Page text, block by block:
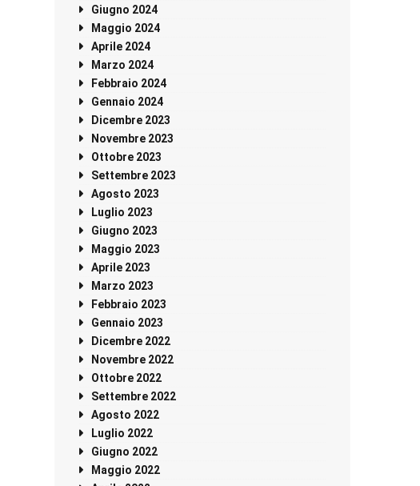
Giugno 2024
Maggio 2024
Aprile 2024
Marzo 2024
Febbraio 2024
Gennaio 2024
Dicembre 2023
Novembre 2023
Ottobre 2023
Settembre 2023
Agosto 2023
Luglio 2023
Giugno 2023
Maggio 2023
Aprile 2023
Marzo 2023
Febbraio 2023
Gennaio 2023
Dicembre 2022
Novembre 2022
Ottobre 2022
Settembre 2022
Agosto 2022
Luglio 2022
Giugno 2022
Maggio 2022